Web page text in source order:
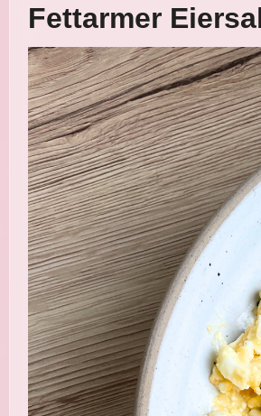
Fettarmer